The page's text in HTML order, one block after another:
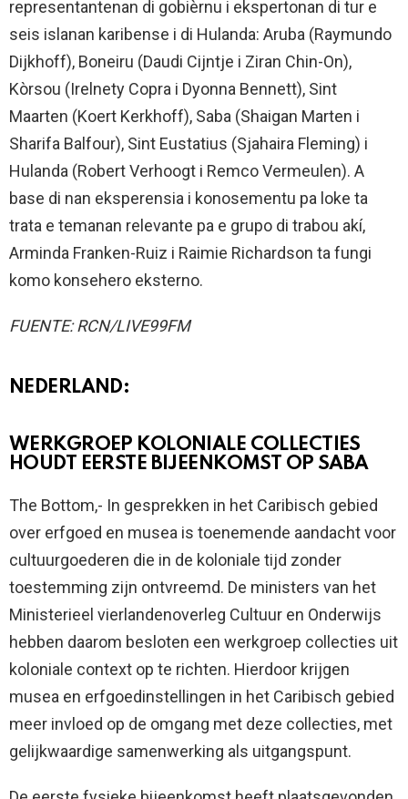
representantenan di gobièrnu i ekspertonan di tur e
seis islanan karibense i di Hulanda: Aruba (Raymundo
Dijkhoff), Boneiru (Daudi Cijntje i Ziran Chin-On),
Kòrsou (Irelnety Copra i Dyonna Bennett), Sint
Maarten (Koert Kerkhoff), Saba (Shaigan Marten i
Sharifa Balfour), Sint Eustatius (Sjahaira Fleming) i
Hulanda (Robert Verhoogt i Remco Vermeulen). A
base di nan eksperensia i konosementu pa loke ta
trata e temanan relevante pa e grupo di trabou akí,
Arminda Franken-Ruiz i Raimie Richardson ta fungi
komo konsehero eksterno.
FUENTE: RCN/LIVE99FM
NEDERLAND:
WERKGROEP KOLONIALE COLLECTIES
HOUDT EERSTE BIJEENKOMST OP SABA
The Bottom,- In gesprekken in het Caribisch gebied
over erfgoed en musea is toenemende aandacht voor
cultuurgoederen die in de koloniale tijd zonder
toestemming zijn ontvreemd. De ministers van het
Ministerieel vierlandenoverleg Cultuur en Onderwijs
hebben daarom besloten een werkgroep collecties uit
koloniale context op te richten. Hierdoor krijgen
musea en erfgoedinstellingen in het Caribisch gebied
meer invloed op de omgang met deze collecties, met
gelijkwaardige samenwerking als uitgangspunt.